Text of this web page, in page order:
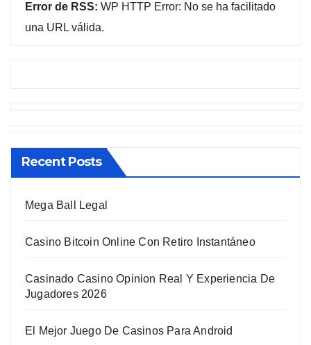
Error de RSS: WP HTTP Error: No se ha facilitado
una URL válida.
Recent Posts
Mega Ball Legal
Casino Bitcoin Online Con Retiro Instantáneo
Casinado Casino Opinion Real Y Experiencia De
Jugadores 2026
El Mejor Juego De Casinos Para Android